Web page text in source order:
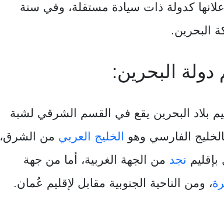
في عام 1971، وتم إعلانها كدولة ذات سيادة مستقلة، وفي سنة
دولة البحرين:
بلاد البحرين يقع في القسم الشرقي لشبة
الفارسي وهو
الخليج العربي من الشرق،
نجد من الجهة الغربية، أما من جهة
، ومن الناحية الجنوبية مقابل لإقليم عُمان.